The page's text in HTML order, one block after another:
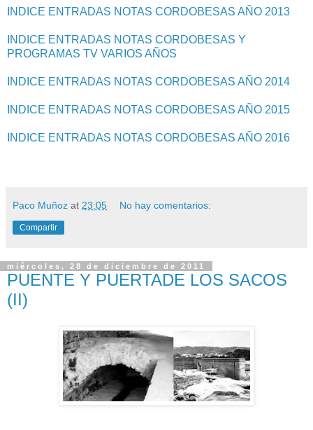
INDICE ENTRADAS NOTAS CORDOBESAS AÑO 2013
INDICE ENTRADAS NOTAS CORDOBESAS Y
PROGRAMAS TV VARIOS AÑOS
INDICE ENTRADAS NOTAS CORDOBESAS AÑO 2014
INDICE ENTRADAS NOTAS CORDOBESAS AÑO 2015
INDICE ENTRADAS NOTAS CORDOBESAS AÑO 2016
Paco Muñoz at 23:05 No hay comentarios:
Compartir
miércoles, 28 de diciembre de 2011
PUENTE Y PUERTADE LOS SACOS
(II)